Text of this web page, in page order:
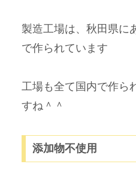
製造工場は、秋田県に
で作られています
工場も全て国内で作ら
すね＾＾
添加物不使用